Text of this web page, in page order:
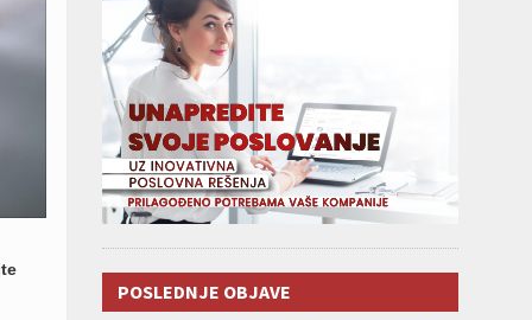
POSLEDNJE OBJAVE